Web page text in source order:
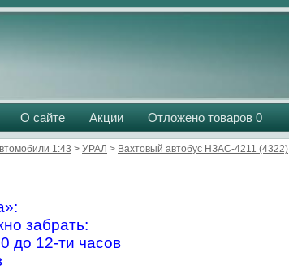
О сайте Акции Отложено товаров 0
1:43 > УРАЛ > Вахтовый автобус НЗАС-4211 (4322)
забрать:
до 12-ти часов